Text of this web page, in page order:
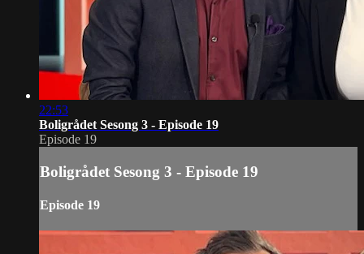
22:53
Boligrådet Sesong 3 - Episode 19
Episode 19
Boligrådet Sesong 3 - Episode 19
Episode 19